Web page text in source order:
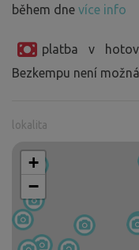
během dne více info
platba v
Bezkempu není možná
lokalita
+
−